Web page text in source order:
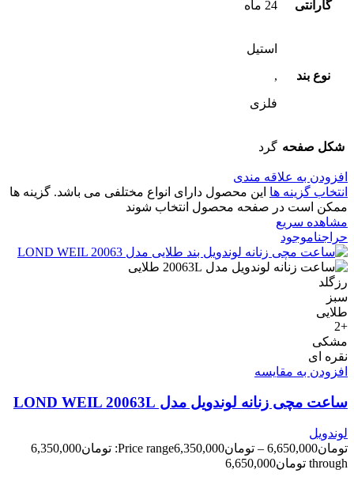
گارانتی 24 ماه
نوع بند
استیل
,
فلزی
شکل صفحه گرد
افزودن به علاقه مندی
انتخاب گزینه ها این محصول دارای انواع مختلفی می باشد. گزینه ها
ممکن است در صفحه محصول انتخاب شوند
مشاهده سریع
حراجناموجود
رزگلد
سبز
طلایی
+2
مشکی
نقره ای
افزودن به مقایسه
ساعت مچی زنانه لوندویل مدل LOND WEIL 20063L
لوندویل
تومان6,650,000
– تومان6,350,000
Price range: تومان6,350,000
through تومان6,650,000